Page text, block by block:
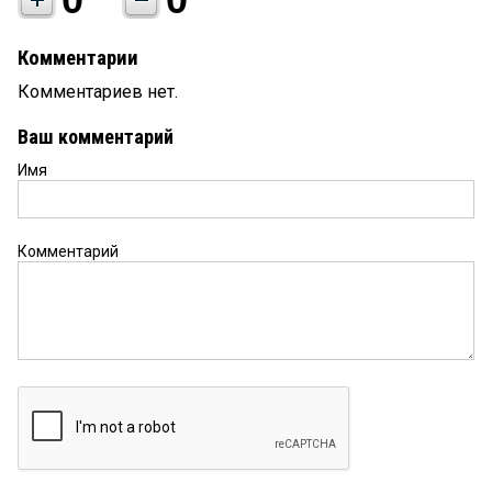
Комментарии
Комментариев нет.
Ваш комментарий
Имя
Комментарий